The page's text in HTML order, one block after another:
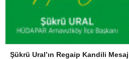
Şükrü Ural’ın Regaip Kandili